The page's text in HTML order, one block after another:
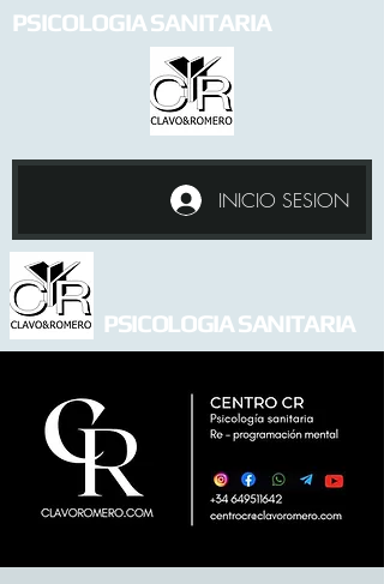
PSICOLOGIA SANITARIA
INICIO SESION
PSICOLOGIA SANITARIA